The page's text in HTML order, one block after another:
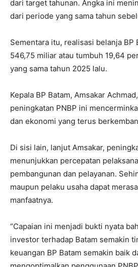
dari target tahunan. Angka ini
dari periode yang sama tahun
Sementara itu, realisasi belanja BP
546,75 miliar atau tumbuh 19,64
yang sama tahun 2025 lalu.
Kepala BP Batam, Amsakar
peningkatan PNBP ini
dan ekonomi yang terus
Di sisi lain, lanjut Amsakar,
menunjukkan percepatan
pembangunan dan pelayanan.
maupun pelaku usaha dapat
manfaatnya.
“Capaian ini menjadi bukti nyata
investor terhadap Batam semakin
keuangan BP Batam semakin baik